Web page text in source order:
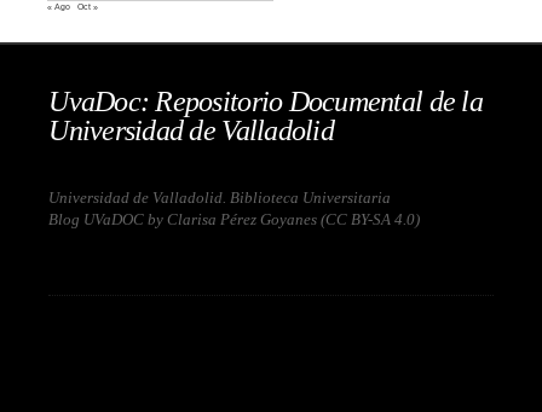
« Ago Oct »
UvaDoc: Repositorio Documental de la
Universidad de Valladolid
Universidad de Valladolid. Biblioteca Universitaria
Blog UVaDOC by Clarisa Pérez Goyanes (CC BY-SA 4.0)